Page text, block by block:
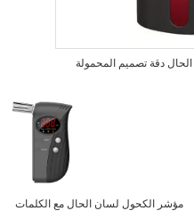
دقة تصميم المحمولة
مؤشر الكحول لسان الحال مع الكلمات